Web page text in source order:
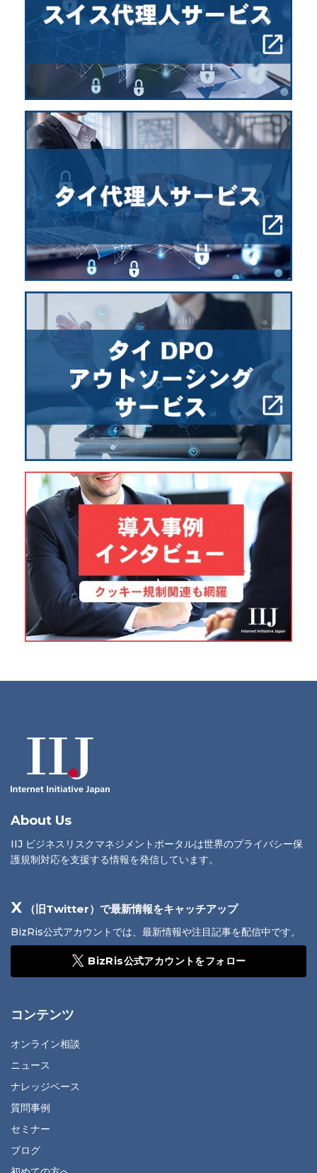
About Us
IIJ ビジネスリスクマネジメントポータルは世界のプライバシー保
護規制対応を支援する情報を発信しています。
X （旧Twitter）で最新情報をキャッチアップ
BizRis公式アカウントでは、最新情報や注目記事を配信中です。
BizRis公式アカウントをフォロー
コンテンツ
オンライン相談
ニュース
ナレッジベース
質問事例
セミナー
ブログ